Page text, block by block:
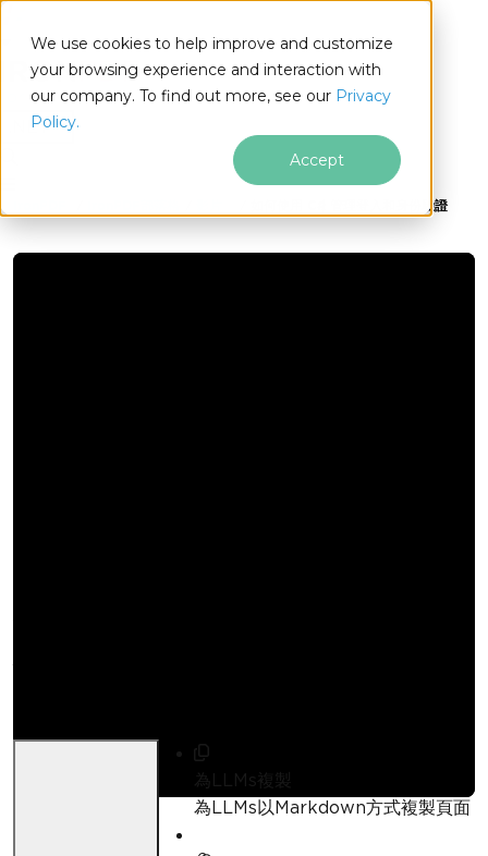
We use cookies to help improve and customize
your browsing experience and interaction with
our company. To find out more, see our Privacy
Policy.
Accept
.NET
跳至頁尾內容 如何使用 C# 管理登入和身份驗證
為LLMs複製
為LLMs以Markdown方式複製頁面